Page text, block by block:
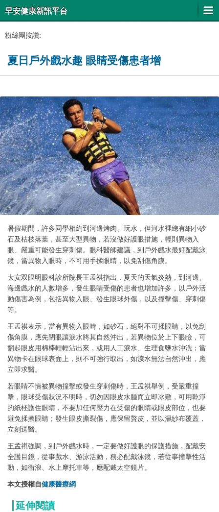
早安健康新訊平台
粉絲團按讚:
夏日戶外戲水趣 眼睛受傷患者增
暑假期間，許多同學相約到河邊烤肉、玩水，但河水裡總有細小砂
石及枯枝落葉，甚至大型異物，若沒做好護眼措施，輕則異物入
眼、嚴重可能發生穿刺傷。眼科醫師建議，到戶外戲水最好配戴泳
鏡，當異物入眼時，不可用手揉眼睛，以免刮傷角膜。
大安双眼明眼科診所院長王孟祺指出，夏天的天氣炎熱，到河邊、
海邊戲水的人數增多，發生眼睛受傷的患者也增加許多，以戶外活
動傷害為例，包括異物入眼、發生眼球外傷，以及撞擊傷、穿刺傷
等。
王孟祺表示，當有異物入眼時，如砂石，絕對不可揉眼睛，以免刮
傷角膜，應先閉眼讓淚水將其自然沖出，若異物位於上下眼瞼，可
翻起眼皮用棉棒輕輕沾出來，或用人工淚水、生理食鹽水沖洗；當
異物卡在眼球表面上，則不可強行取出，如淚水無法自然沖出，應
立即求醫。
若眼睛不慎被異物撞擊或發生穿刺傷時，王孟祺舉例，受嚴重撞
擊，眼球受傷狀況不明時，切勿因眼皮水腫而立即冰敷，可用乾淨
的紙柸護住眼睛，不要加任何壓力在受傷的眼睛或眼皮部位，也要
避免揉擦眼睛；發生眼皮撕裂傷，應保留贅皮，並以濕紗布覆蓋，
立刻送醫。
王孟祺強調，到戶外戲水時，一定要做好護眼的保護措施，配戴安
全護目鏡，從事戲水、游泳活動，務必配戴泳鏡，若從事撞擊性活
動，如衝浪、水上摩托車等，應配戴太空鏡片。
本文授權自健康醫療網
延伸閱讀